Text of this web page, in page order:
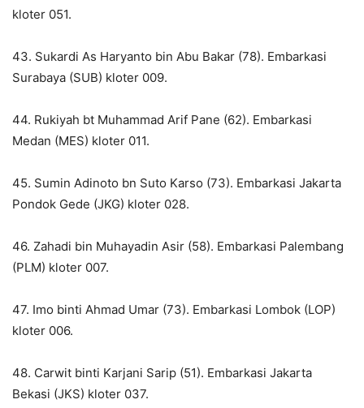
kloter 051.
43. Sukardi As Haryanto bin Abu Bakar (78). Embarkasi
Surabaya (SUB) kloter 009.
44. Rukiyah bt Muhammad Arif Pane (62). Embarkasi
Medan (MES) kloter 011.
45. Sumin Adinoto bn Suto Karso (73). Embarkasi Jakarta
Pondok Gede (JKG) kloter 028.
46. Zahadi bin Muhayadin Asir (58). Embarkasi Palembang
(PLM) kloter 007.
47. Imo binti Ahmad Umar (73). Embarkasi Lombok (LOP)
kloter 006.
48. Carwit binti Karjani Sarip (51). Embarkasi Jakarta
Bekasi (JKS) kloter 037.